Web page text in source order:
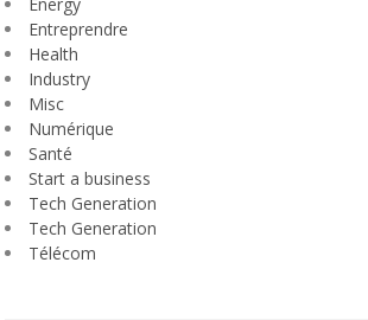
Energy
Entreprendre
Health
Industry
Misc
Numérique
Santé
Start a business
Tech Generation
Tech Generation
Télécom